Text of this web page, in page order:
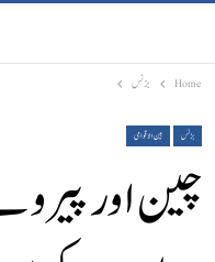
Home بزنس
بزنس بین الاقوامی
چین اور پیرو